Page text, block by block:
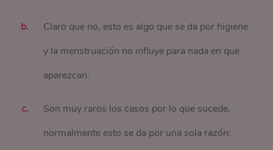
Claro que no, esto es algo que se da por higiene
y la menstruación no influye para nada en que
aparezcan.
Son muy raros los casos por lo que sucede,
normalmente esto se da por una sola razón: